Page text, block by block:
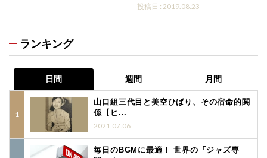
投稿日 : 2019.08.23
ランキング
日間 週間 月間
山口組三代目と美空ひばり、その宿命的関
係【ヒ...
2021.07.06
毎日のBGMに最適！ 世界の「ジャズ専